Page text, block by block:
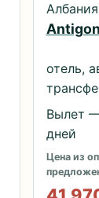
Албания
отель,
Вылет
дней
Цена из